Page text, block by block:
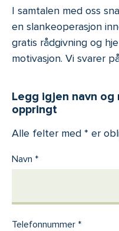
I samtalen med oss
en slankeoperasjon
gratis rådgivning og
motivasjon. Vi svarer
Legg igjen navn og
oppringt
Alle felter med * er
Navn
Telefonnummer